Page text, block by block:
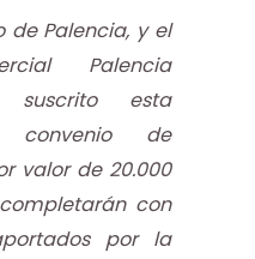
de Palencia, y el
Palencia
suscrito esta
de
valor de 20.000
con
por la